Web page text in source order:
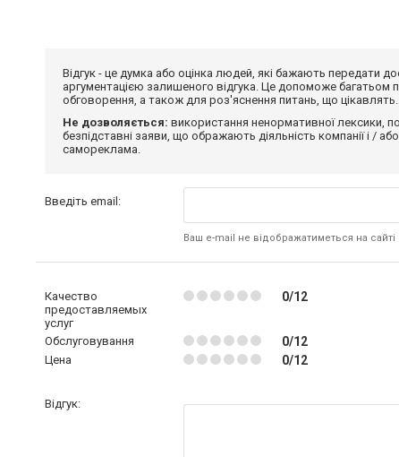
Відгук - це думка або оцінка людей, які бажають передати
аргументацією залишеного відгука. Це допоможе багатьом
обговорення, а також для роз'яснення питань, що цікавлять.
Не дозволяється: використання ненормативної лексики,
безпідставні заяви, що ображають діяльність компанії і /
самореклама.
Введіть email:
Ваш e-mail не відображатиметься на сайті
Качество
предоставляемых
услуг
0/12
Обслуговування 0/12
Цена 0/12
Відгук: